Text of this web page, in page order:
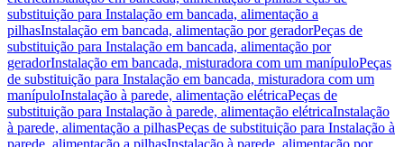
substituição para Instalação em bancada, alimentação a
pilhasInstalação em bancada, alimentação por geradorPeças de
substituição para Instalação em bancada, alimentação por
geradorInstalação em bancada, misturadora com um manípuloPeças
de substituição para Instalação em bancada, misturadora com um
manípuloInstalação à parede, alimentação elétricaPeças de
substituição para Instalação à parede, alimentação elétricaInstalação
à parede, alimentação a pilhasPeças de substituição para Instalação à
parede, alimentação a pilhasInstalação à parede, alimentação por